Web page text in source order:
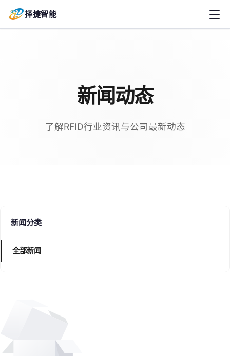
择捷智能
新闻动态
了解RFID行业资讯与公司最新动态
新闻分类
全部新闻